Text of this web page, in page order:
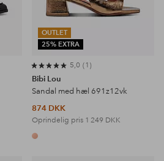
OUTLET
25% EXTRA
5,0 1
Bibi Lou
Sandal med hæl 691z12vk
874 DKK
Oprindelig pris 1 249 DKK